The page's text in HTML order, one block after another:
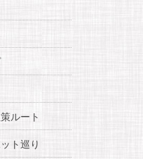
ルート
ト巡り